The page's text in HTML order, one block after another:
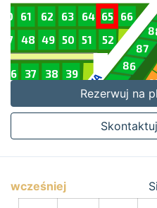
Rezerwuj na
wcześniej